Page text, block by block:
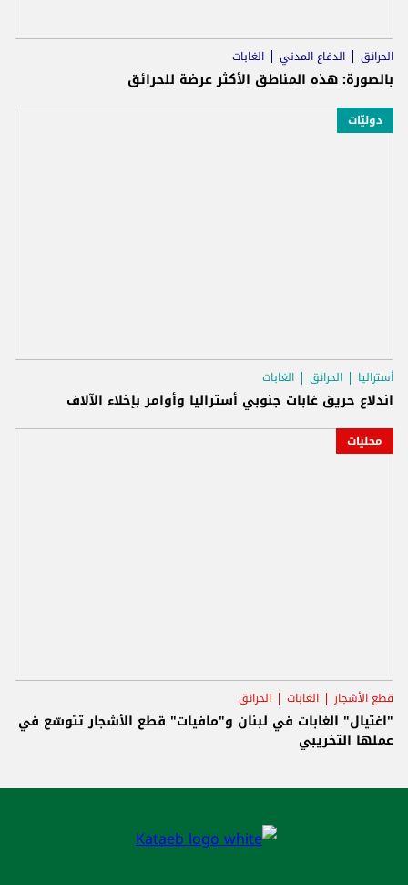
الحرائق الدفاع المدني الغابات
بالصورة: هذه المناطق الأكثر عرضة للحرائق
دوليّات
أستراليا الحرائق الغابات
اندلاع حريق غابات جنوبي أستراليا وأوامر بإخلاء الآلاف
محليات
قطع الأشجار الغابات الحرائق
"اغتيال" الغابات في لبنان و"مافيات" قطع الأشجار تتوسّع في
عملها التخريبي